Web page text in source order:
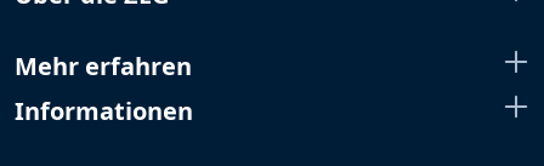
Mehr erfahren
Informationen